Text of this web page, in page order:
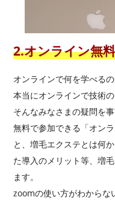
2.オンライン無
オンラインで何を学べる
本当にオンラインで技術
そんなみなさまの疑問を
無料で参加できる「オン
と、増毛エクステとは何
た導入のメリット等、増
ます。
zoomの使い方がわからな